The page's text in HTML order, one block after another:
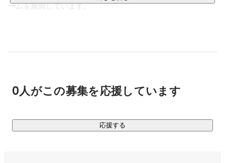
ての挑戦の起点にCAMPFIREがある社会を目指してい
幹事得意です、お任せください。
ームを展開しています。
た「人の想い」が社会を動かす力となるような新しい価値循
2011年のサービス開始からこれまでに12万件以上のプロジェ
換点を迎え、あらゆる価値がめぐる「第二章」へと進化を続
0人がこの募集を応援しています
応援する